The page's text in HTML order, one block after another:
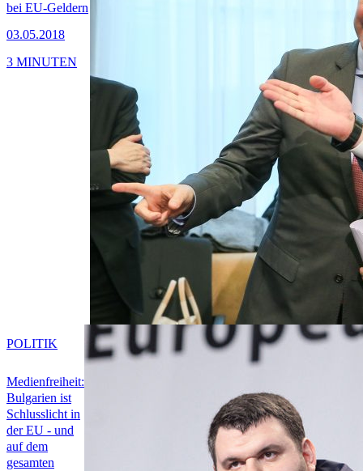
bei EU-Geldern
03.05.2018
3 MINUTEN
Medienfreiheit:
Bulgarien ist
Schlusslicht in
der EU - und
auf dem
gesamten
POLITIK